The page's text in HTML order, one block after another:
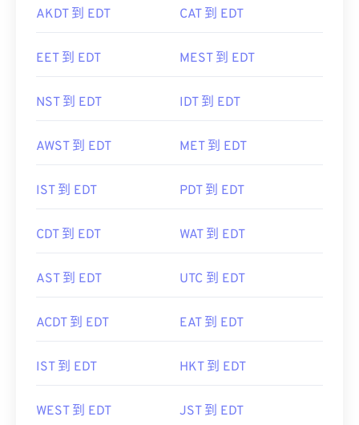
AKDT 到 EDT CAT 到 EDT
EET 到 EDT MEST 到 EDT
NST 到 EDT IDT 到 EDT
AWST 到 EDT MET 到 EDT
IST 到 EDT PDT 到 EDT
CDT 到 EDT WAT 到 EDT
AST 到 EDT UTC 到 EDT
ACDT 到 EDT EAT 到 EDT
IST 到 EDT HKT 到 EDT
WEST 到 EDT JST 到 EDT